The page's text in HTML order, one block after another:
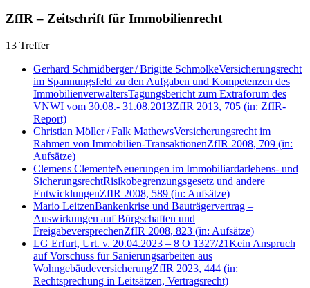
ZfIR – Zeitschrift für Immobilienrecht
13 Treffer
Gerhard Schmidberger/Brigitte SchmolkeVersicherungsrecht
im Spannungsfeld zu den Aufgaben und Kompetenzen des
ImmobilienverwaltersTagungsbericht zum Extraforum des
VNWI vom 30.08.- 31.08.2013ZfIR 2013, 705 (in: ZfIR-
Report)
Christian Möller/Falk MathewsVersicherungsrecht im
Rahmen von Immobilien-TransaktionenZfIR 2008, 709 (in:
Aufsätze)
Clemens ClementeNeuerungen im Immobiliardarlehens- und
SicherungsrechtRisikobegrenzungsgesetz und andere
EntwicklungenZfIR 2008, 589 (in: Aufsätze)
Mario LeitzenBankenkrise und Bauträgervertrag –
Auswirkungen auf Bürgschaften und
FreigabeversprechenZfIR 2008, 823 (in: Aufsätze)
LG Erfurt, Urt. v. 20.04.2023 – 8 O 1327/21Kein Anspruch
auf Vorschuss für Sanierungsarbeiten aus
WohngebäudeversicherungZfIR 2023, 444 (in:
Rechtsprechung in Leitsätzen, Vertragsrecht)